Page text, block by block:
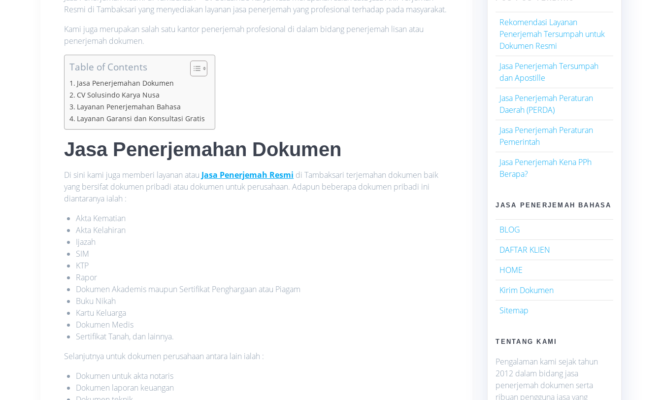
Resmi di Tambaksari yang menyediakan layanan jasa penerjemah yang profesional terhadap pada masyarakat.
Kami juga merupakan salah satu kantor penerjemah profesional di dalam bidang penerjemah lisan atau
penerjemah dokumen.
Table of Contents
Jasa Penerjemahan Dokumen
CV Solusindo Karya Nusa
Layanan Penerjemahan Bahasa
Layanan Garansi dan Konsultasi Gratis
Jasa Penerjemahan Dokumen
Di sini kami juga memberi layanan atau Jasa Penerjemah Resmi di Tambaksari terjemahan dokumen baik
yang bersifat dokumen pribadi atau dokumen untuk perusahaan. Adapun beberapa dokumen pribadi ini
diantaranya ialah :
Akta Kematian
Akta Kelahiran
Ijazah
SIM
KTP
Rapor
Dokumen Akademis maupun Sertifikat Penghargaan atau Piagam
Buku Nikah
Kartu Keluarga
Dokumen Medis
Sertifikat Tanah, dan lainnya.
Selanjutnya untuk dokumen perusahaan antara lain ialah :
Dokumen untuk akta notaris
Dokumen laporan keuangan
Rekomendasi Layanan
Penerjemah Tersumpah untuk
Dokumen Resmi
Jasa Penerjemah Tersumpah
dan Apostille
Jasa Penerjemah Peraturan
Daerah (PERDA)
Jasa Penerjemah Peraturan
Pemerintah
Jasa Penerjemah Kena PPh
Berapa?
JASA PENERJEMAH BAHASA
BLOG
DAFTAR KLIEN
HOME
Kirim Dokumen
Sitemap
TENTANG KAMI
Pengalaman kami sejak tahun
2012 dalam bidang jasa
penerjemah dokumen serta
ribuan pengguna jasa yang